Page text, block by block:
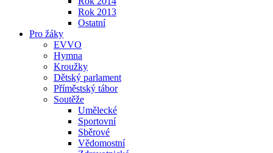
Rok 2013
Ostatní
Pro žáky
EVVO
Hymna
Kroužky
Dětský parlament
Příměstský tábor
Soutěže
Umělecké
Sportovní
Sběrové
Vědomostní